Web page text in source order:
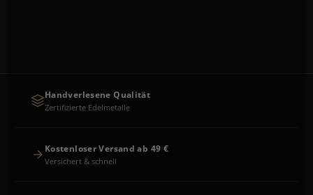
Handverlesene Qualität
Zertifizierte Edelmetalle
Kostenloser Versand ab 49 €
Versichert & schnell